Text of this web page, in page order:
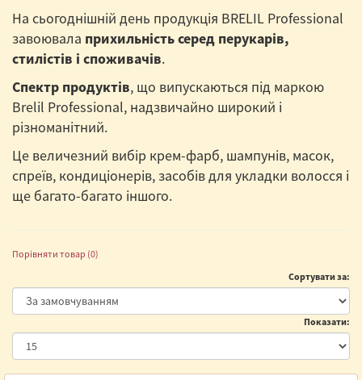
На сьогоднішній день продукція BRELIL Professional
завоювала прихильність серед перукарів,
стилістів і споживачів.
Спектр продуктів, що випускаються під маркою
Brelil Professional, надзвичайно широкий і
різноманітний.
Це величезний вибір крем-фарб, шампунів, масок,
спреїв, кондиціонерів, засобів для укладки волосся і
ще багато-багато іншого.
Порівняти товар (0)
Сортувати за:
Показати: